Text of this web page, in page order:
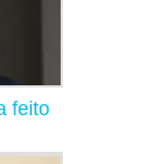
feito